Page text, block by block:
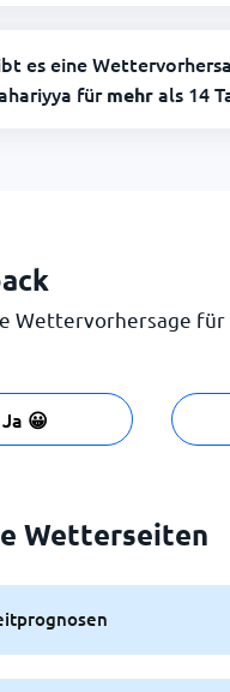
es eine
fürmehrals 14
Wettervorhersage für
Ja 😀
Wetterseiten